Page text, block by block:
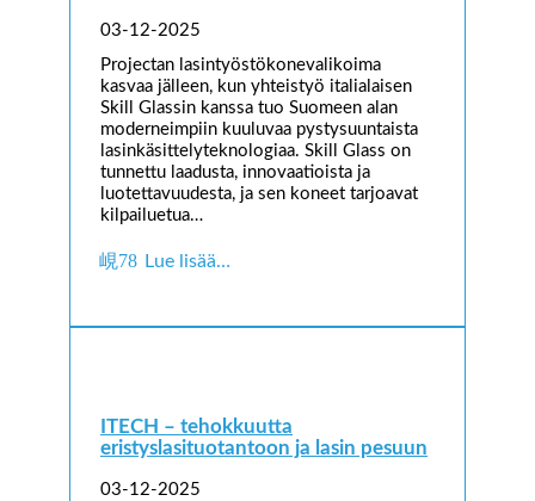
03-12-2025
Projectan lasintyöstökonevalikoima
kasvaa jälleen, kun yhteistyö italialaisen
Skill Glassin kanssa tuo Suomeen alan
moderneimpiin kuuluvaa pystysuuntaista
lasinkäsittelyteknologiaa. Skill Glass on
tunnettu laadusta, innovaatioista ja
luotettavuudesta, ja sen koneet tarjoavat
kilpailuetua…
Lue lisää…
ITECH – tehokkuutta
eristyslasituotantoon ja lasin pesuun
03-12-2025